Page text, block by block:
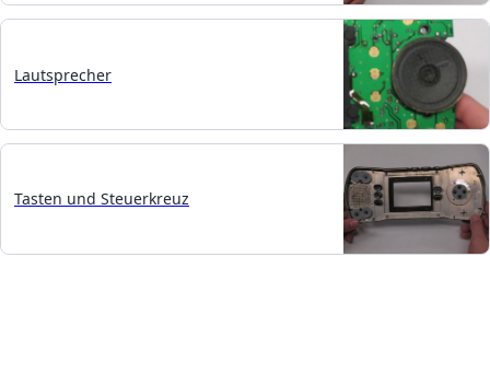
Lautsprecher
Tasten und Steuerkreuz